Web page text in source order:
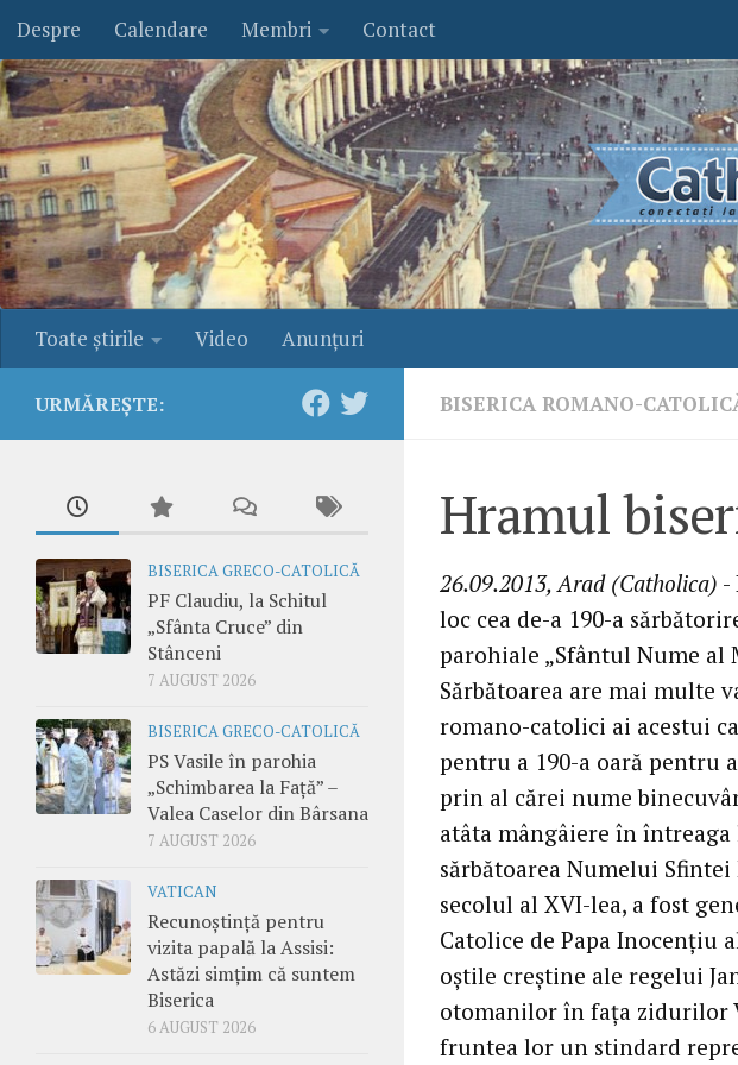
Skip to content
Despre Calendare Membri Contact
Toate ştirile Video Anunţuri
BISERICA ROMANO-
Hramul
26.09.2013, Arad (Catholica) -
loc cea de-a 190-a
parohiale „Sfântul Nume
Sărbătoarea are mai multe
romano-catolici ai acestui
pentru a 190-a oară pentru
prin al cărei nume
atâta mângâiere în
sărbătoarea Numelui
secolul al XVI-lea, a fost
Catolice de Papa Inocenţiu
oştile creştine ale regelui
otomanilor în faţa zidurilor
fruntea lor un stindard
URMĂREȘTE:
BISERICA GRECO-CATOLICĂ
PF Claudiu, la Schitul
„Sfânta Cruce” din
Stânceni
7 AUGUST 2026
BISERICA GRECO-CATOLICĂ
PS Vasile în parohia
„Schimbarea la Față” –
Valea Caselor din Bârsana
7 AUGUST 2026
VATICAN
Recunoștință pentru
vizita papală la Assisi:
Astăzi simțim că suntem
Biserica
6 AUGUST 2026